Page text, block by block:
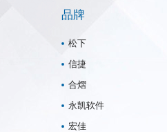
品牌
松下
信捷
合熠
永凯软件
宏佳